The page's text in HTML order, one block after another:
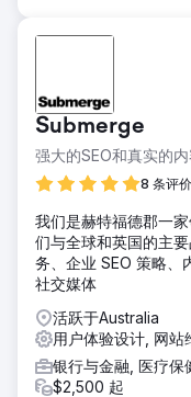
Submerge
强大的SEO和真实的
8 条评价
我们是赫特福德郡一
们与全球和英国的主
务、企业 SEO 策略、
社交媒体
活跃于Australia
用户体验设计, 网站
银行与金融, 医疗保
$2,500 起